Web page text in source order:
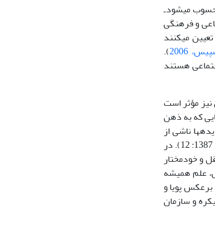
می‏شودـ
و فرهنگی
می‏کنند
2006
).
هستند
نیز مؤثر است
که به ذهن
ناشی از
یک وضعیت تاریخی و وابسته به یک موقعیت در ساختار اجتماعی و فرایند تاریخی است (گلوور و دیگران، 1387: 12). در
و خودمختار
علم همیشه
پویا و
و سازمان